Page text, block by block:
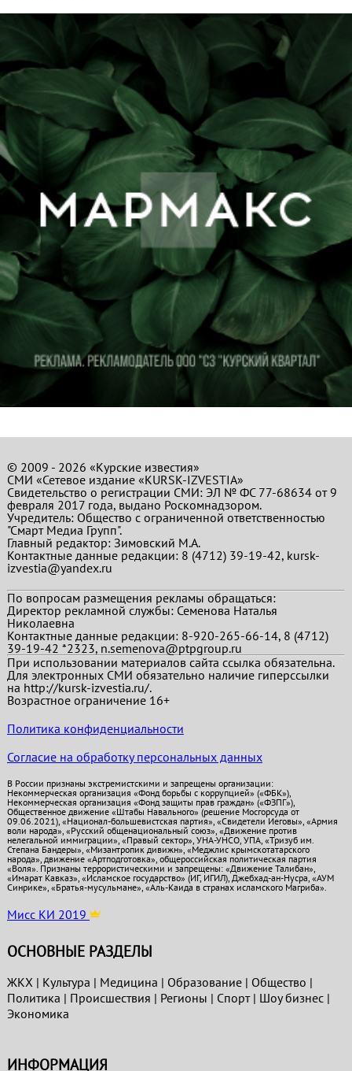
© 2009 - 2026 «Курские известия»
СМИ «Сетевое издание «KURSK-IZVESTIA»
Свидетельство о регистрации СМИ: ЭЛ № ФС 77-68634 от 9
февраля 2017 года, выдано Роскомнадзором.
Учредитель: Общество с ограниченной ответственностью
"Смарт Медиа Групп".
Главный редактор:Зимовский М.А.
Контактные данные редакции: 8 (4712) 39-19-42, kursk-
izvestia@yandex.ru
По вопросам размещения рекламы обращаться:
Директор рекламной службы: Семенова Наталья
Николаевна
Контактные данные редакции: 8-920-265-66-14, 8 (4712)
39-19-42 *2323, n.semenova@ptpgroup.ru
При использовании материалов сайта ссылка обязательна.
Для электронных СМИ обязательно наличие гиперссылки
на http://kursk-izvestia.ru/.
Возрастное ограничение 16+
Политика конфиденциальности
Согласие на обработку персональных данных
В России признаны экстремистскими и запрещены организации:
Некоммерческая организация «Фонд борьбы с коррупцией» («ФБК»),
Некоммерческая организация «Фонд защиты прав граждан» («ФЗПГ»),
Общественное движение «Штабы Навального» (решение Мосгорсуда от
09.06.2021), «Национал-большевистская партия», «Свидетели Иеговы», «Армия
воли народа», «Русский общенациональный союз», «Движение против
нелегальной иммиграции», «Правый сектор», УНА-УНСО, УПА, «Тризуб им.
Степана Бандеры», «Мизантропик дивижн», «Меджлис крымскотатарского
народа», движение «Артподготовка», общероссийская политическая партия
«Воля». Признаны террористическими и запрещены: «Движение Талибан»,
«Имарат Кавказ», «Исламское государство» (ИГ, ИГИЛ), Джебхад-ан-Нусра, «АУМ
Синрике», «Братья-мусульмане», «Аль-Каида в странах исламского Магриба».
Мисс КИ 2019
ОСНОВНЫЕ РАЗДЕЛЫ
ЖКХ | Культура | Медицина | Образование| Общество |
Политика | Проиcшествия | Регионы | Спорт| Шоу бизнес|
Экономика
ИНФОРМАЦИЯ